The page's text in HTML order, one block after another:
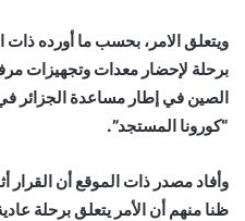
ويتعلق الامر، بحسب ما أورده
برحلة لإحضار معدات وتجهيزات
الصين في إطار مساعدة الجزائر
“كورونا المستجد”.
وأفاد مصدر ذات الموقع أن القرار
ظنا منهم أن الأمر يتعلق برحلة